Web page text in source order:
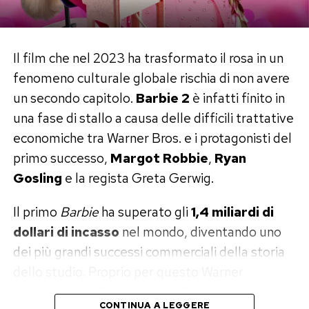
Il debutto, del resto, aveva già avuto qualcosa
di perfettamente ferrariano. A 24 anni diresse il
film pornografico
9 Lives of a Wet Pussy
racimolando corrente dai lampioni e affidandosi
a un attore che, secondo il suo racconto, si rivelò
inadatto e fuggì dalla scala antincendio. Il porno
non era la sua strada, ma quel set improvvisato
diventò la sua prima vera scuola di cinema.
La notte con Asia Argento e la scia
di petali
Nel racconto trova spazio anche Asia Argento,
Ferrara ricorda che l’attrice gli telefonò
Il film che nel 2023 ha trasformato il rosa in un
fenomeno culturale globale rischia di non avere
un secondo capitolo. Barbie 2 è infatti finito in
una fase di stallo a causa delle difficili trattative
economiche tra Warner Bros. e i protagonisti del
primo successo, Margot Robbie, Ryan
Gosling e la regista Greta Gerwig.
Il primo Barbieha superato gli1,4 miliardi di
dollari di incasso nel mondo, diventando uno
dei più grandi successi commerciali della storia
vorrebbe dare il via al sequel il prima possibile.
CONTINUA A LEGGERE